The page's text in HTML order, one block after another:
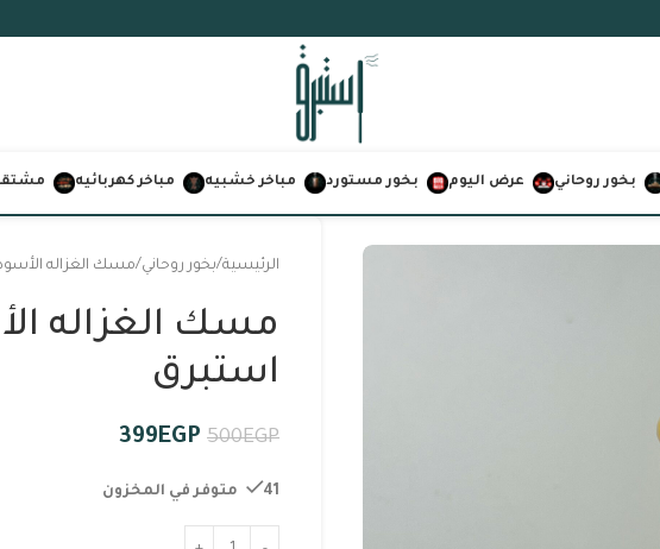
بخور روحاني عرض اليوم بخور مستورد مباخر خشبيه مباخر كهربائيه
الرئيسية بخور روحاني مسك الغزاله الأسود ١٢ مل من
استبرق
500EGP
399EGP
41 متوفر في المخزون